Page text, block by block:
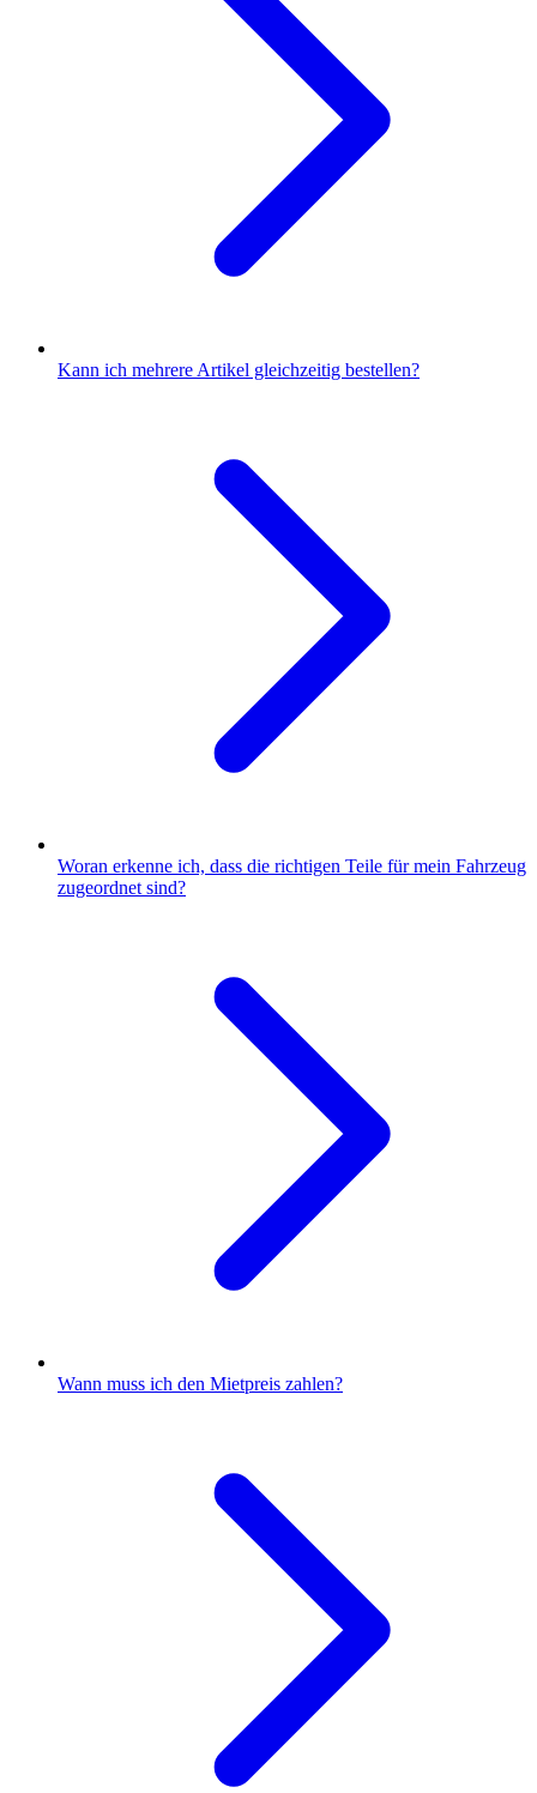
Kann ich mehrere Artikel gleichzeitig bestellen?
Woran erkenne ich, dass die richtigen Teile für mein Fahrzeug
zugeordnet sind?
Wann muss ich den Mietpreis zahlen?